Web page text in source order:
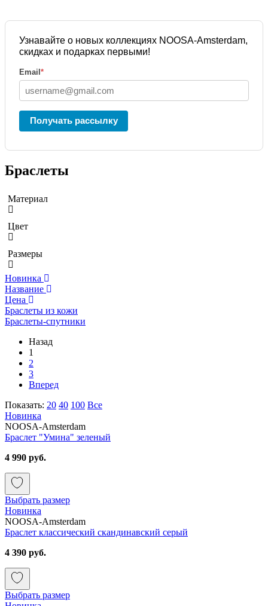
Узнавайте о новых коллекциях NOOSA-Amsterdam,
скидках и подарках первыми!
Email *
Получать рассылку
Браслеты
Материал
Цвет
Размеры
Новинка
Название
Цена
Браслеты из кожи
Браслеты-спутники
Назад
1
2
3
Вперед
Показать: 20 40 100 Все
Новинка
NOOSA-Amsterdam
Браслет "Умина" зеленый
4 990 руб.
Выбрать размер
Новинка
NOOSA-Amsterdam
Браслет классический скандинавский серый
4 390 руб.
Выбрать размер